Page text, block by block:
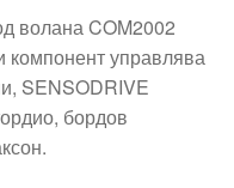
волана COM2002
компонент управлява
SENSODRIVE
бордов